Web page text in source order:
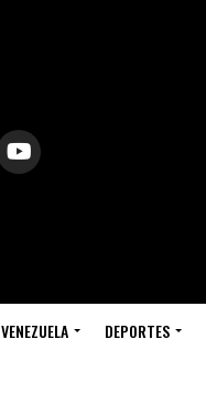
VENEZUELA DEPORTES